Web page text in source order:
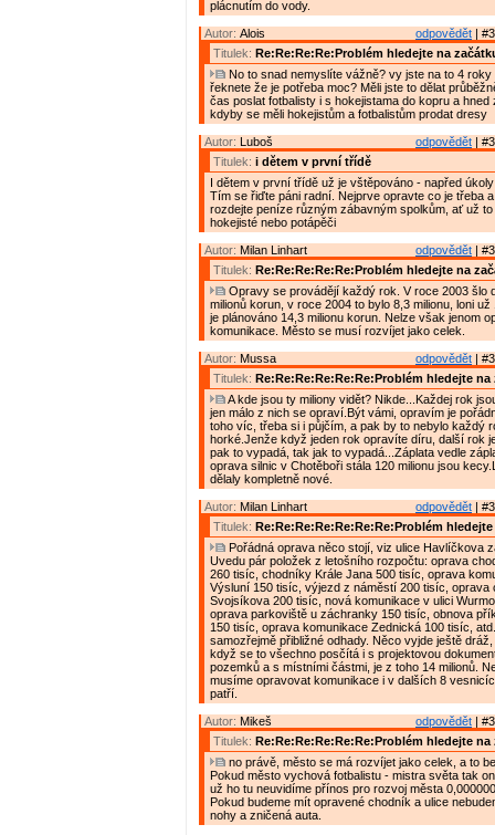
plácnutím do vody.
odpovědět |
Autor: Alois
Titulek: Re:Re:Re:Re:Problém hledejte na
No to snad nemyslíte vážně? vy jste na to 4 roky
řeknete že je potřeba moc? Měli jste to dělat
čas poslat fotbalisty i s hokejistama do kopru a hned
kdyby se měli hokejistům a fotbalistům prodat dresy
odpovědět |
Autor: Luboš
Titulek: i dětem v první třídě
I dětem v první třídě už je vštěpováno - napřed
Tím se řiďte páni radní. Nejprve opravte co je třeba
rozdejte peníze různým zábavným spolkům, ať už to
hokejisté nebo potápěči
odpovědět |
Autor: Milan Linhart
Titulek: Re:Re:Re:Re:Re:Problém hledejte na
Opravy se provádějí každý rok. V roce 2003 šlo
milionů korun, v roce 2004 to bylo 8,3 milionu, loni už
je plánováno 14,3 milionu korun. Nelze však jenom
komunikace. Město se musí rozvíjet jako celek.
odpovědět |
Autor: Mussa
Titulek: Re:Re:Re:Re:Re:Re:Problém hledejte na
A kde jsou ty miliony vidět? Nikde...Každej rok
jen málo z nich se opraví.Být vámi, opravím je
toho víc, třeba si i půjčím, a pak by to nebylo každý
horké.Jenže když jeden rok opravíte díru, další rok
pak to vypadá, tak jak to vypadá...Záplata vedle
oprava silnic v Chotěboři stála 120 milionu jsou
dělaly kompletně nové.
odpovědět |
Autor: Milan Linhart
Titulek: Re:Re:Re:Re:Re:Re:Re:Problém
Pořádná oprava něco stojí, viz ulice Havlíčkova
Uvedu pár položek z letošního rozpočtu: oprava
260 tisíc, chodníky Krále Jana 500 tisíc, oprava
Výsluní 150 tisíc, výjezd z náměstí 200 tisíc, oprava
Svojsíkova 200 tisíc, nová komunikace v ulici
oprava parkoviště u záchranky 150 tisíc, obnova
150 tisíc, oprava komunikace Zednická 100 tisíc,
samozřejmě přibližné odhady. Něco vyjde ještě
když se to všechno posčítá i s projektovou
pozemků a s místními částmi, je z toho 14 milionů.
musíme opravovat komunikace i v dalších 8
patří.
odpovědět |
Autor: Mikeš
Titulek: Re:Re:Re:Re:Re:Re:Problém hledejte na
no právě, město se má rozvíjet jako celek, a to
Pokud město vychová fotbalistu - mistra světa tak
už ho tu neuvidíme přínos pro rozvoj města
Pokud budeme mít opravené chodník a ulice
nohy a zničená auta.